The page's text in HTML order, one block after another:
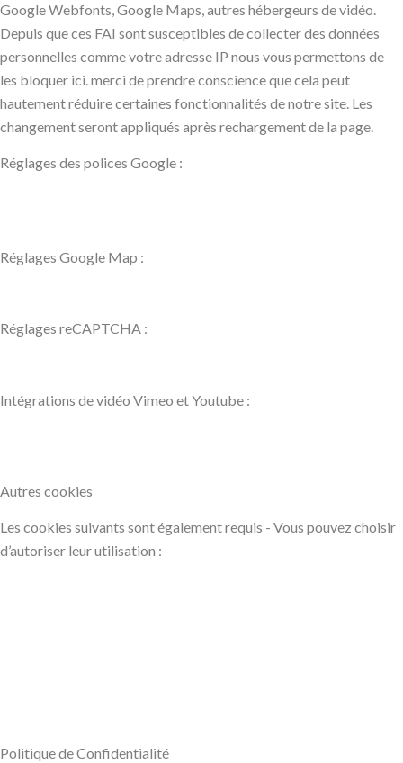
Google Webfonts, Google Maps, autres hébergeurs de vidéo.
Depuis que ces FAI sont susceptibles de collecter des données
personnelles comme votre adresse IP nous vous permettons de
les bloquer ici. merci de prendre conscience que cela peut
hautement réduire certaines fonctionnalités de notre site. Les
changement seront appliqués après rechargement de la page.
Réglages des polices Google :
Réglages Google Map :
Réglages reCAPTCHA :
Intégrations de vidéo Vimeo et Youtube :
Autres cookies
Les cookies suivants sont également requis - Vous pouvez choisir
d’autoriser leur utilisation :
Politique de Confidentialité